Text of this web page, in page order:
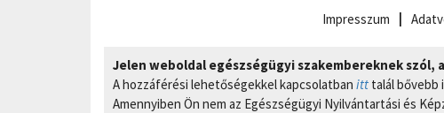
Impresszum
Jelen weboldal egészségügyi szakembereknek
A hozzáférési lehetőségekkel kapcsolatban itt talál bővebb
Amennyiben Ön nem az Egészségügyi Nyilvántartási és